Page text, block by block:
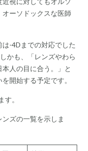
ーソドックスな医師
-4Dまでの対応でした
かも、「レンズやわら
人の目に合う。」と
開始する予定です。
。
ズの一覧を示しま